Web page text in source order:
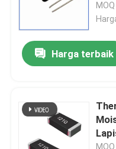
Harga terbaik